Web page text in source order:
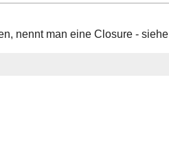
nennt man eine Closure - siehe